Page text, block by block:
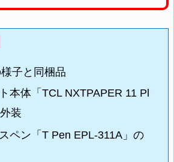
子と同梱品
本体「TCL NXTPAPER 11 Pl
装
ペン「T Pen EPL-311A」の